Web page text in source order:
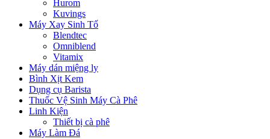
Hurom
Kuvings
Máy Xay Sinh Tố
Blendtec
Omniblend
Vitamix
Máy dán miệng ly
Bình Xịt Kem
Dụng cụ Barista
Thuốc Vệ Sinh Máy Cà Phê
Linh Kiện
Thiết bị cà phê
Máy Làm Đá